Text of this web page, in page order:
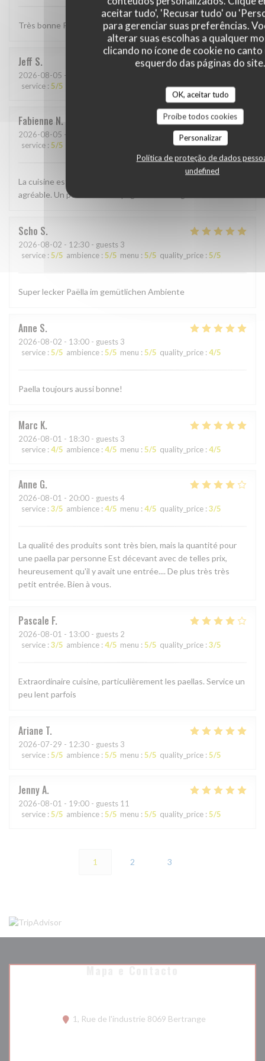
aceitar tudo', 'Recusar tudo' ou
para gerenciar suas preferências.
alterar suas escolhas a qualquer
clicando no ícone de cookie no
esquerdo das páginas do site.
OK, aceitar tudo
Proíbe todos cookies
Personalizar
Política de proteção de dados
undefined
Très bonne Paella, quantité un peu petite . . .
Jeff S
2026-08-05 - 19:00 - guests 4
service : 5/5 quality_price:4/5
Fabienne N
2026-08-05 - 19:30 - guests 2
service : 5/5 quality_price:5/5
La cuisine est excellente et le personnel très sympathique et
agréable. Un petit bout d’Espagne à Bertrange
Scho S
2026-08-02 - 12:30 - guests 3
service : 5/5 ambience : 5/5 menu : 5/5 quality_price : 5/5
Super lecker Paëlla im gemütlichen Ambiente
Anne S
2026-08-02 - 13:00 - guests 3
service : 5/5 ambience : 5/5 menu : 5/5 quality_price : 4/5
Paella toujours aussi bonne!
Marc K
2026-08-01 - 18:30 - guests 3
service : 4/5 ambience : 4/5 menu : 5/5 quality_price : 4/5
Anne G
2026-08-01 - 20:00 - guests 4
service : 3/5 ambience : 4/5 menu : 4/5 quality_price : 3/5
La qualité des produits sont très bien, mais la quantité pour
une paella par personne Est décevant avec de telles prix,
heureusement qu'il y avait une entrée.... De plus très très
petit entrée. Bien à vous.
Pascale F
2026-08-01 - 13:00 - guests 2
service : 3/5 ambience : 4/5 menu : 5/5 quality_price : 3/5
Extraordinaire cuisine, particulièrement les paellas. Service un
peu lent parfois
Ariane T
2026-07-29 - 12:30 - guests 3
service : 5/5 ambience : 5/5 menu : 5/5 quality_price : 5/5
JennyA
2026-08-01 - 19:00 - guests 11
service : 5/5 ambience : 5/5 menu : 5/5 quality_price : 5/5
1 2 3
Mapa e Contacto
1, Rue de l'industrie 8069 Bertrange